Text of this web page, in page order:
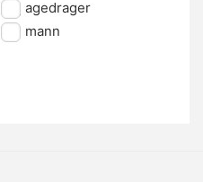
Bagagedrager
Ansmann